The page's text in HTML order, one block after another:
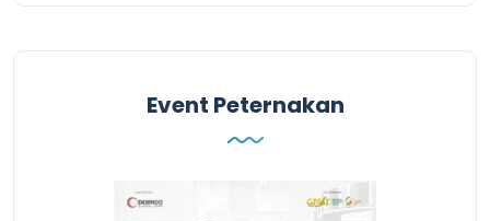
Event Peternakan